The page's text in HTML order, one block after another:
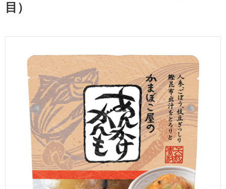
目）